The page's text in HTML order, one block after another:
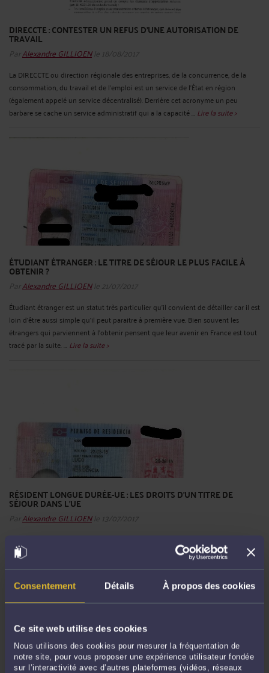
Consentement Détails À propos des cookies
Ce site web utilise des cookies
Nous utilisons des cookies pour mesurer la fréquentation de
notre site, pour vous proposer une expérience utilisateur fondée
sur l’interactivité avec d’autres plateformes (vidéos, réseaux
DIRECCTE : CONTESTER UN REFUS D’UNE AUTORISATION DE
TRAVAIL
ParAlexandre GILLIOENle 18/08/2017
La DIRECCTE ou direction régionale des entreprises, de la concurrence, de la
consommation, du travail et de l’emploi est un service de l’État en région
(également appelé un service décentralisé). Derrière cet acronyme un peu
barbare se cache un service administratif qui a la capacité ... Lire la suite >
ÉTUDIANT ÉTRANGER : LE TITRE DE SÉJOUR LE PLUS FACILE À
OBTENIR ?
ParAlexandre GILLIOENle 21/07/2017
Étudiant étranger est un statut très particulier qu’il convient de détailler car il est
loin d’être aussi simple qu’il peut paraitre à première vue. Bien souvent les
étrangers qui parviennent à l’obtenir pensent que leur avenir en France est tout
tracé par la suite. ... Lire la suite >
RÉSIDENT LONGUE DURÉE-UE : LES DROITS D’UN TITRE DE
SÉJOUR DANS L’UE
ParAlexandre GILLIOENle 13/07/2017
dans un autre État membre de l’Union Européenne. Souvent, il pense qu’après
avoir conquis ce titre dans son pays de l’Union, il pourra ensuite se déplacer
Lire la suite >